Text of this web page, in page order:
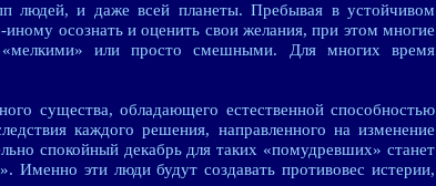
людей, и даже всей планеты. Пребывая в устойчивом
осознать и оценить свои желания, при этом многие
«мелкими» или просто смешными. Для многих время
существа, обладающего естественной способностью
каждого решения, направленного на изменение
спокойный декабрь для таких «помудревших» станет
Именно эти люди будут создавать противовес истерии,